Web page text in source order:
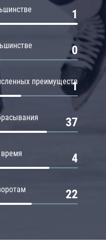
1
0
преимуществ
1
37
4
22